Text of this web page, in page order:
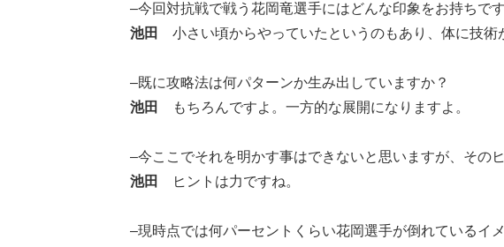
–今回対抗戦で戦う花岡竜選手にはどんな印象をお持ちで
池田
小さい頃からやっていたというのもあり、体に技術
–既に攻略法は何パターンか生み出していますか？
池田
もちろんですよ。一方的な展開になりますよ。
–今ここでそれを明かす事はできないと思いますが、その
池田
ヒントは力ですね。
–現時点では何パーセントくらい花岡選手が倒れているイ